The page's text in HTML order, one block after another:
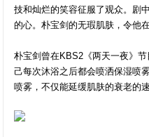
技和灿烂的笑容征服了观众。剧
的心。朴宝剑的无瑕肌肤，令他
朴宝剑曾在KBS2《两天一夜》
己每次沐浴之后都会喷洒保湿喷
喷雾，不仅能延缓肌肤的衰老的